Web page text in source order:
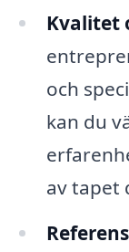
Kvalitet
och
kan du
av tapet